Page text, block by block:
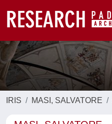
IRIS MASI, SALVATORE